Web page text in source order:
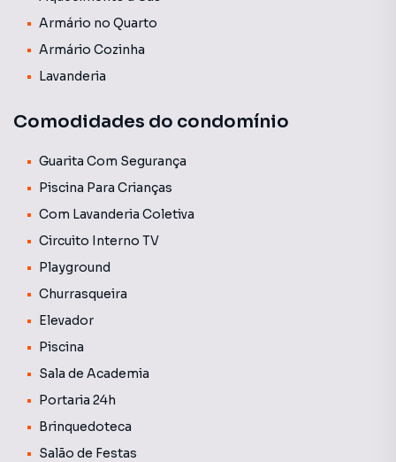
Armário no Quarto
Armário Cozinha
Lavanderia
Comodidades do condomínio
Guarita Com Segurança
Piscina Para Crianças
Com Lavanderia Coletiva
Circuito Interno TV
Playground
Churrasqueira
Elevador
Piscina
Sala de Academia
Portaria 24h
Brinquedoteca
Salão de Festas